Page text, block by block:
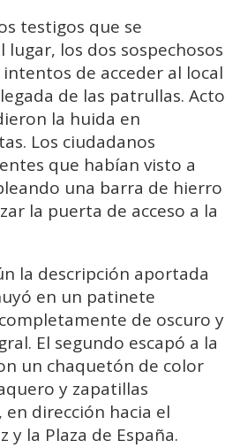
testigos que se
los dos sospechosos
de acceder al local
de las patrullas. Acto
la huida en
Los ciudadanos
que habían visto a
una barra de hierro
la puerta de acceso a la
la descripción aportada
en un patinete
de oscuro y
El segundo escapó a la
un chaquetón de color
y zapatillas
dirección hacia el
y la Plaza de España.